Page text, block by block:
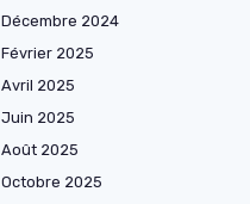
Décembre 2024
Février 2025
Avril 2025
Juin 2025
Août 2025
Octobre 2025